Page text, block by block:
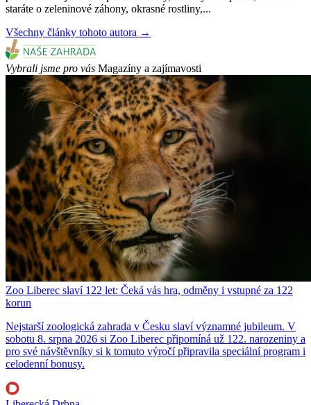
staráte o zeleninové záhony, okrasné rostliny,...
Všechny články tohoto autora →
Vybrali jsme pro vás Magazíny a zajímavosti
Zoo Liberec slaví 122 let: Čeká vás hra, odměny i vstupné za 122
korun
Nejstarší zoologická zahrada v Česku slaví významné jubileum. V
sobotu 8. srpna 2026 si Zoo Liberec připomíná už 122. narozeniny a
pro své návštěvníky si k tomuto výročí připravila speciální program i
celodenní bonusy.